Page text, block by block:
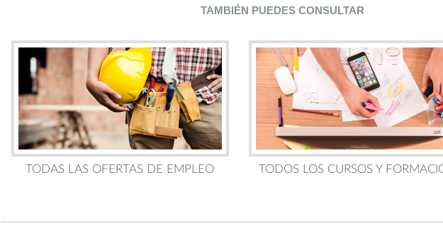
TAMBIÉN PUEDES CONSULTAR
TODAS LAS OFERTAS DE EMPLEO TODOS LOS CURSOS Y